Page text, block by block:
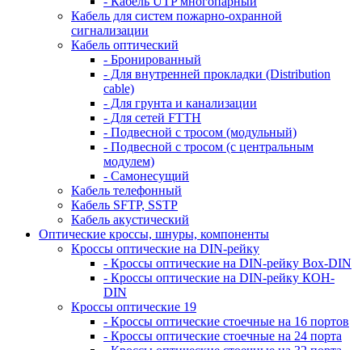
Кабель для систем пожарно-охранной
сигнализации
Кабель оптический
- Бронированный
- Для внутренней прокладки (Distribution
cable)
- Для грунта и канализации
- Для сетей FTTH
- Подвесной с тросом (модульный)
- Подвесной с тросом (с центральным
модулем)
- Самонесущий
Кабель телефонный
Кабель SFTP, SSTP
Кабель акустический
Оптические кроссы, шнуры, компоненты
Кроссы оптические на DIN-рейку
- Кроссы оптические на DIN-рейку Box-DIN
- Кроссы оптические на DIN-рейку КОН-
DIN
Кроссы оптические 19
- Кроссы оптические стоечные на 16 портов
- Кроссы оптические стоечные на 24 порта